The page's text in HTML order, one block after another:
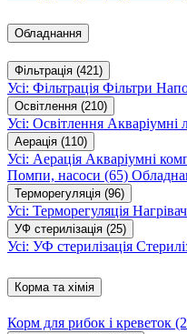
Обладнання
Фільтрація (421)
Усі: Фільтрація Фільтри
Освітлення (210)
Усі: Освітлення Акваріумні
Аерація (110)
Усі: Аерація Акваріумні
Помпи, насоси (65)
Терморегуляція (96)
Усі: Терморегуляція
УФ стерилізація (25)
Усі: УФ стерилізація
Корма та хімія
Корм для рибок і креветок